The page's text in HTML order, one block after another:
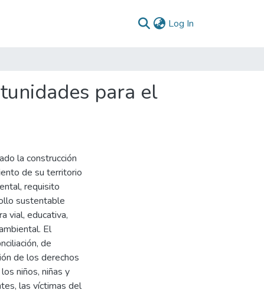
Log In
para el
la construcción
de su territorio
requisito
sustentable
vial, educativa,
El
de
de los derechos
niños, niñas y
las víctimas del